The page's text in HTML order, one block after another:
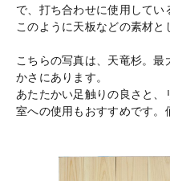
で、打ち合わせに使用してい
このように天板などの素材と
こちらの写真は、天竜杉。
かさにあります。
あたたかい足触りの良さと
室への使用もおすすめです。